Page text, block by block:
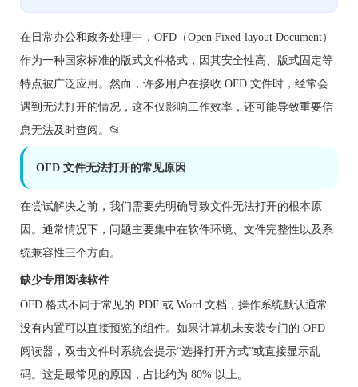
在日常办公和政务处理中，OFD（Open Fixed-layout Document）
作为一种国家标准的版式文件格式，因其安全性高、版式固定等
特点被广泛应用。然而，许多用户在接收 OFD 文件时，经常会
遇到无法打开的情况，这不仅影响工作效率，还可能导致重要信
息无法及时查阅。📂
OFD 文件无法打开的常见原因
在尝试解决之前，我们需要先明确导致文件无法打开的根本原
因。通常情况下，问题主要集中在软件环境、文件完整性以及系
统兼容性三个方面。
缺少专用阅读软件
OFD 格式不同于常见的 PDF 或 Word 文档，操作系统默认通常
没有内置可以直接预览的组件。如果计算机未安装专门的 OFD
阅读器，双击文件时系统会提示“选择打开方式”或直接显示乱
码。这是最常见的原因，占比约为 80% 以上。